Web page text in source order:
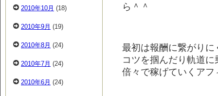
ら＾＾
最初は報酬に繋がりに
コツを掴んだり軌道
倍々で稼げていくアフ
2010年10月 (18)
2010年9月 (19)
2010年8月 (24)
2010年7月 (24)
2010年6月 (24)